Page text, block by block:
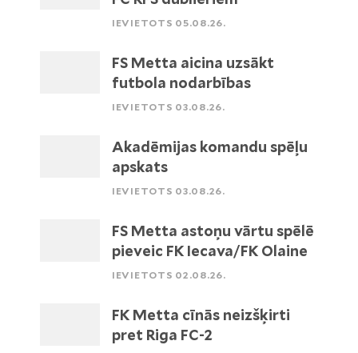
IEVIETOTS 05.08.26.
FS Metta aicina uzsākt
futbola nodarbības
IEVIETOTS 03.08.26.
Akadēmijas komandu spēļu
apskats
IEVIETOTS 03.08.26.
FS Metta astoņu vārtu spēlē
pieveic FK Iecava/FK Olaine
IEVIETOTS 02.08.26.
FK Metta cīnās neizšķirti
pret Riga FC-2